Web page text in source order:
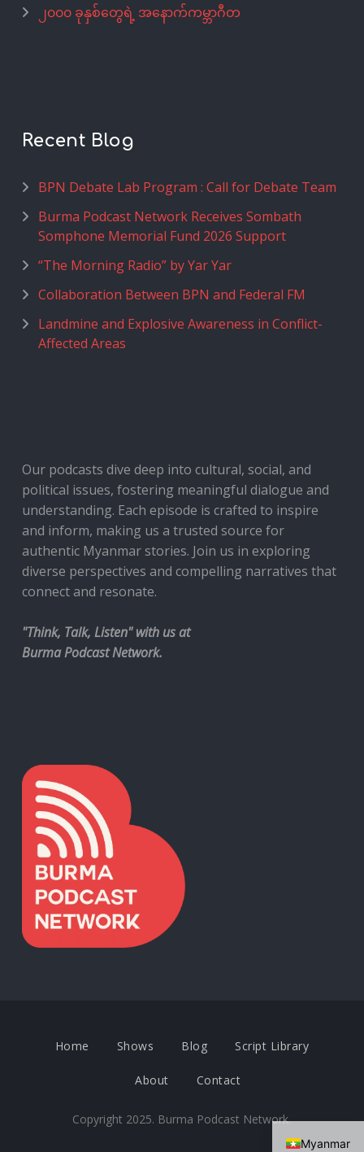
၂၀၀၀ ခုနှစ်တွေရဲ့ အနောက်ကမ္ဘာဂီတ
Recent Blog
BPN Debate Lab Program : Call for Debate Team
Burma Podcast Network Receives Sombath
Somphone Memorial Fund 2026 Support
“The Morning Radio” by Yar Yar
Collaboration Between BPN and Federal FM
Landmine and Explosive Awareness in Conflict-
Affected Areas
Our podcasts dive deep into cultural, social, and
political issues, fostering meaningful dialogue and
understanding. Each episode is crafted to inspire
and inform, making us a trusted source for
authentic Myanmar stories. Join us in exploring
diverse perspectives and compelling narratives that
connect and resonate.
"Think, Talk, Listen" with us at
Burma Podcast Network.
Home Shows Blog Script Library
About Contact
Copyright 2025. Burma Podcast Network.
Myanmar